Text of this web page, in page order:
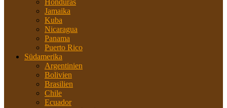
Honduras
Jamaika
Kuba
Nicaragua
Panama
Puerto Rico
Südamerika
Argentinien
Bolivien
Brasilien
Chile
Ecuador